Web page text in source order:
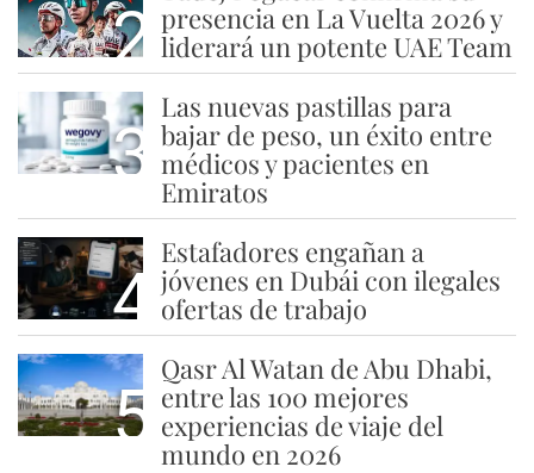
2 presencia en La Vuelta 2026 y
liderará un potente UAE Team
3
Las nuevas pastillas para
bajar de peso, un éxito entre
médicos y pacientes en
Emiratos
4
Estafadores engañan a
jóvenes en Dubái con ilegales
ofertas de trabajo
5
Qasr Al Watan de Abu Dhabi,
entre las 100 mejores
experiencias de viaje del
mundo en 2026